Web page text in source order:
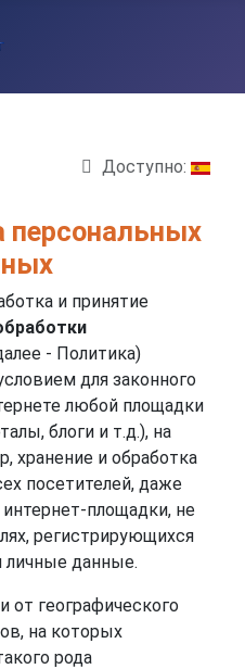
Доступно:
персональных
и принятие
- Политика)
для законного
любой площадки
блоги и т.д.), на
хранение и обработка
посетителей, даже
площадки, не
регистрирующихся
личные данные.
от географического
на которых
рода